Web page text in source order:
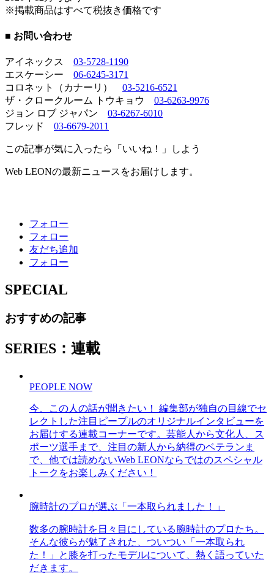
※掲載商品はすべて税抜き価格です
■ お問い合わせ
アイネックス 03-5728-1190
エスケーシー 06-6245-3171
コロネット（カナーリ） 03-5216-6521
ザ・クロークルーム トウキョウ 03-6263-9976
ジョン ロブ ジャパン 03-6267-6010
フレッド 03-6679-2011
この記事が気に入ったら「いいね！」しよう
Web LEONの最新ニュースをお届けします。
フォロー
フォロー
友だち追加
フォロー
SPECIAL
おすすめの記事
SERIES：連載
PEOPLE NOW
今、この人の話が聞きたい！ 編集部が独自の目線でセ
レクトした注目ピープルのオリジナルインタビューを
お届けする連載コーナーです。芸能人から文化人、ス
ポーツ選手まで、注目の新人から納得のベテランま
で、他では読めないWeb LEONならではのスペシャル
トークをお楽しみください！
腕時計のプロが選ぶ「一本取られました！」
数多の腕時計を日々目にしている腕時計のプロたち。
そんな彼らが魅了された、ついつい「一本取られ
た！」と膝を打ったモデルについて、熱く語っていた
だきます。